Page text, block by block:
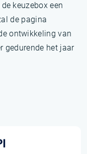
keuzebox een
de pagina
ontwikkeling van
gedurende het jaar